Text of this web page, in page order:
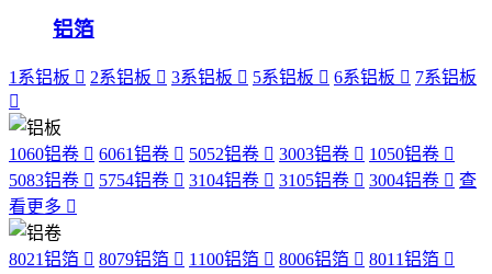
铝箔
1系铝板 2系铝板 3系铝板 5系铝板 6系铝板 7系铝板
1060铝卷 6061铝卷 5052铝卷 3003铝卷
1050铝卷
5083铝卷
5754铝卷 3104铝卷 3105铝卷 3004铝卷
查
看更多
8021铝箔 8079铝箔 1100铝箔 8006铝箔 8011铝箔